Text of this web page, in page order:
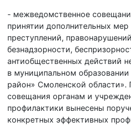
- межведомственное
принятии дополнительных
преступлений,
безнадзорности,
антиобщественных действий
в муниципальном
район» Смоленской области».
совещания органам и
профилактики вынесены
конкретных эффективных